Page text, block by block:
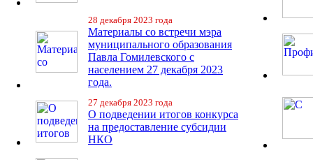
28 декабря 2023 года
Материалы со встречи мэра
муниципального образования
Павла Гомилевского с
населением 27 декабря 2023
года.
27 декабря 2023 года
О подведении итогов конкурса
на предоставление субсидии
НКО